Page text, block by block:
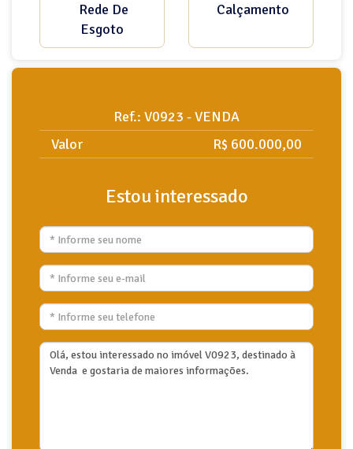
Rede De
Esgoto
Calçamento
Ref.: V0923 - VENDA
Valor
R$ 600.000,00
Estou interessado